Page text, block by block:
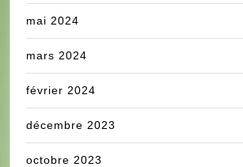
mai 2024
mars 2024
février 2024
décembre 2023
octobre 2023